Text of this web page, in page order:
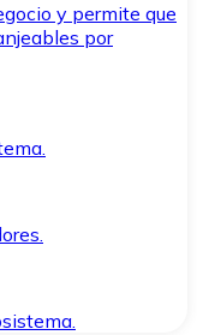
y permite que
por